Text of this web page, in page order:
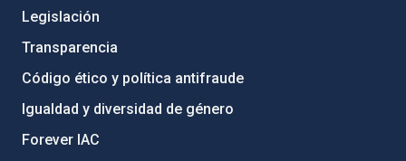
Legislación
Transparencia
Código ético y política antifraude
Igualdad y diversidad de género
Forever IAC